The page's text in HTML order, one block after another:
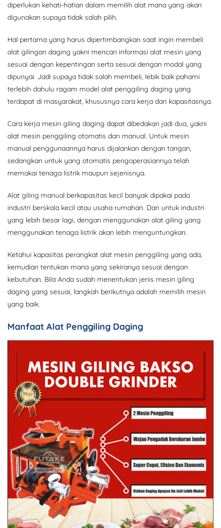
diperlukan kehati-hatian dalam memilih alat mana yang akan
digunakan supaya tidak salah pilih.
Hal pertama yang harus dipertimbangkan saat ingin membeli
alat gilingan daging yakni mencari informasi alat mesin yang
sesuai dengan kepentingan serta sesuai dengan modal yang
dipunyai. Jadi supaya tidak salah membeli, lebik baik pahami
terlebih dahulu ragam model alat penggiling daging yang
terdapat di masyarakat, khususnya cara kerja dan kapasitasnya.
Cara kerja mesin giling daging dapat dibedakan jadi dua, yakni
alat mesin penggiling otomatis dan manual. Untuk mesin
manual penggunaannya harus dijalankan dengan tangan,
sedangkan untuk yang otomatis pengoperasiannya telah
memakai tenaga listrik maupun sejenisnya.
Alat giling manual berkapasitas kecil banyak dipakai pada
industri berskala kecil atau usaha rumahan. Dan untuk industri
yang lebih besar lagi, dengan menggunakan alat giling yang
menggunakan tenaga listrik akan lebih menguntungkan.
Ketahui kapasitas perangkat alat mesin penggiling yang ada,
kemudian tentukan mana yang sekiranya sesuai dengan
kebutuhan. Bila Anda sudah menentukan jenis mesin giling
daging yang sesuai, langkah berikutnya adalah memilih mesin
yang baik.
Manfaat Alat Penggiling Daging